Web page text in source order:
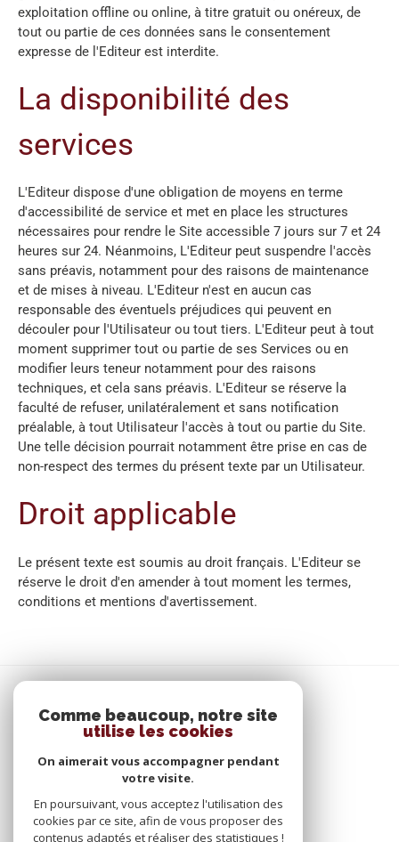
exploitation offline ou online, à titre gratuit ou onéreux, de
tout ou partie de ces données sans le consentement
expresse de l'Editeur est interdite.
La disponibilité des
services
L'Editeur dispose d'une obligation de moyens en terme
d'accessibilité de service et met en place les structures
nécessaires pour rendre le Site accessible 7 jours sur 7 et 24
heures sur 24. Néanmoins, L'Editeur peut suspendre l'accès
sans préavis, notamment pour des raisons de maintenance
et de mises à niveau. L'Editeur n'est en aucun cas
responsable des éventuels préjudices qui peuvent en
découler pour l'Utilisateur ou tout tiers. L'Editeur peut à tout
moment supprimer tout ou partie de ses Services ou en
modifier leurs teneur notamment pour des raisons
techniques, et cela sans préavis. L'Editeur se réserve la
faculté de refuser, unilatéralement et sans notification
préalable, à tout Utilisateur l'accès à tout ou partie du Site.
Une telle décision pourrait notamment être prise en cas de
non-respect des termes du présent texte par un Utilisateur.
Droit applicable
Le présent texte est soumis au droit français. L'Editeur se
réserve le droit d'en amender à tout moment les termes,
conditions et mentions d'avertissement.
Comme beaucoup, notre site
utilise les cookies
On aimerait vous accompagner pendant
votre visite.
En poursuivant, vous acceptez l'utilisation des
cookies par ce site, afin de vous proposer des
contenus adaptés et réaliser des statistiques !